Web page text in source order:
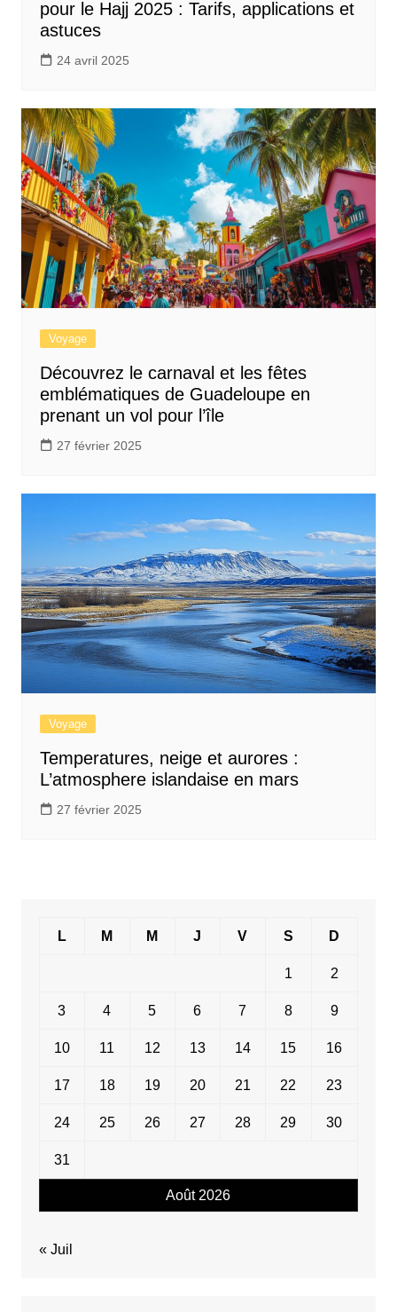
pour le Hajj 2025 : Tarifs, applications et
astuces
24 avril 2025
Voyage
Découvrez le carnaval et les fêtes
emblématiques de Guadeloupe en
prenant un vol pour l’île
27 février 2025
Voyage
Temperatures, neige et aurores :
L’atmosphere islandaise en mars
27 février 2025
Août 2026
L M M J V S D
1 2
3 4 5 6 7 8 9
10 11 12 13 14 15 16
17 18 19 20 21 22 23
24 25 26 27 28 29 30
31
« Juil